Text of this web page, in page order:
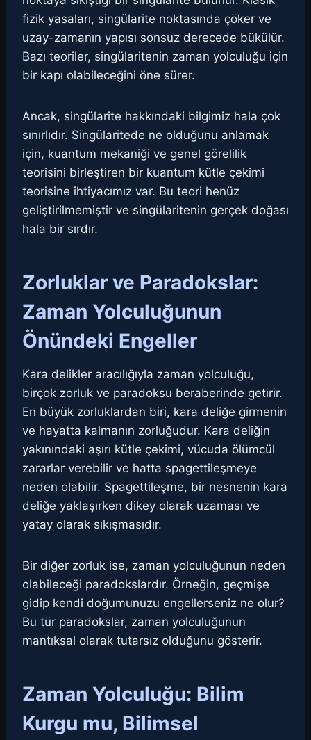
fizik yasaları, singülarite noktasında çöker ve
uzay-zamanın yapısı sonsuz derecede bükülür.
Bazı teoriler, singülaritenin zaman yolculuğu için
bir kapı olabileceğini öne sürer.
Ancak, singülarite hakkındaki bilgimiz hala çok
sınırlıdır. Singülaritede ne olduğunu anlamak
için, kuantum mekaniği ve genel görelilik
teorisini birleştiren bir kuantum kütle çekimi
teorisine ihtiyacımız var. Bu teori henüz
geliştirilmemiştir ve singülaritenin gerçek doğası
hala bir sırdır.
Zorluklar ve Paradokslar:
Zaman Yolculuğunun
Önündeki Engeller
Kara delikler aracılığıyla zaman yolculuğu,
birçok zorluk ve paradoksu beraberinde getirir.
En büyük zorluklardan biri, kara deliğe girmenin
ve hayatta kalmanın zorluğudur. Kara deliğin
yakınındaki aşırı kütle çekimi, vücuda ölümcül
zararlar verebilir ve hatta spagettileşmeye
neden olabilir. Spagettileşme, bir nesnenin kara
deliğe yaklaşırken dikey olarak uzaması ve
yatay olarak sıkışmasıdır.
Bir diğer zorluk ise, zaman yolculuğunun neden
olabileceği paradokslardır. Örneğin, geçmişe
gidip kendi doğumunuzu engellerseniz ne olur?
Bu tür paradokslar, zaman yolculuğunun
mantıksal olarak tutarsız olduğunu gösterir.
Zaman Yolculuğu: Bilim
Kurgu mu, Bilimsel